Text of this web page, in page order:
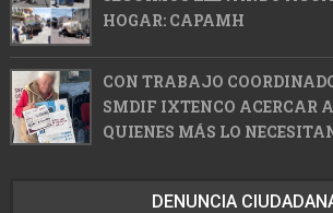
HOGAR: CAPAMH
CON TRABAJO
SMDIF IXTENCO ACERCAR
QUIENES MÁS LO
DENUNCIA